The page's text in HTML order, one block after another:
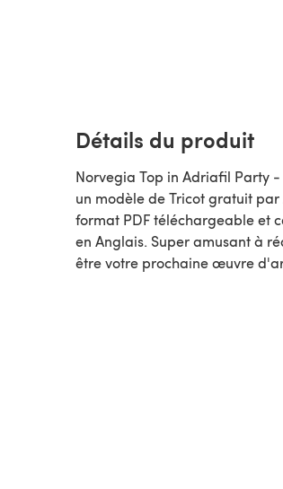
Détails du produit
Norvegia Top in Adriafil Party
un modèle de Tricot gratuit par Adriafil, disponible au
format PDF téléchargeable et
en Anglais. Super amusant à
être votre prochaine œuvre